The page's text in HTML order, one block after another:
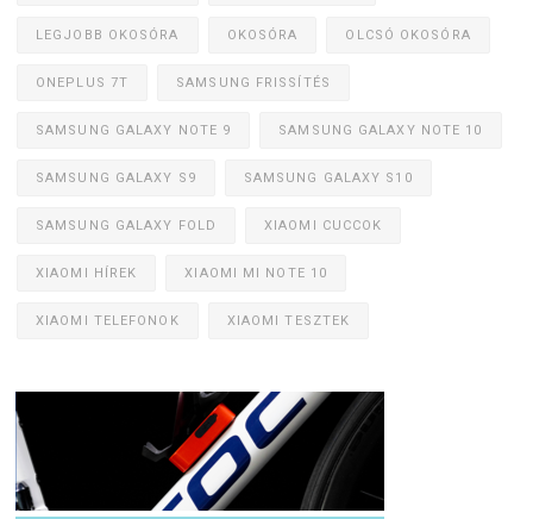
LEGJOBB OKOSÓRA OKOSÓRA OLCSÓ OKOSÓRA
ONEPLUS 7T SAMSUNG FRISSÍTÉS
SAMSUNG GALAXY NOTE 9 SAMSUNG GALAXY NOTE 10
SAMSUNG GALAXY S9 SAMSUNG GALAXY S10
SAMSUNG GALAXY FOLD XIAOMI CUCCOK
XIAOMI HÍREK XIAOMI MI NOTE 10
XIAOMI TELEFONOK XIAOMI TESZTEK